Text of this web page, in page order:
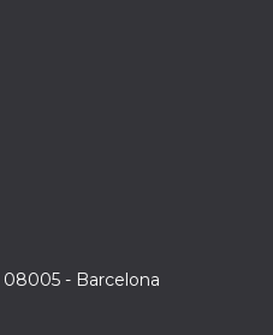
08005 - Barcelona